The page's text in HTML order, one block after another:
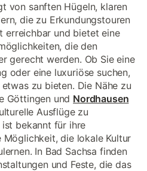
von sanften Hügeln, klaren
die zu Erkundungstouren
erreichbar und bietet eine
die den
gerecht werden. Ob Sie eine
oder eine luxuriöse suchen,
zu bieten. Die Nähe zu
Göttingen und Nordhausen
Ausflüge zu
ist bekannt für ihre
die lokale Kultur
In Bad Sachsa finden
und Feste, die das